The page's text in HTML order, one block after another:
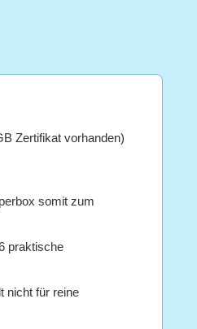
Zertifikat vorhanden)
somit zum
praktische
nicht für reine